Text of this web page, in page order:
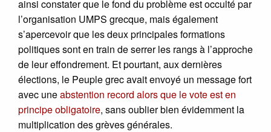
ainsi constater que le fond du problème est occulté par
l’organisation UMPS grecque, mais également
s’apercevoir que les deux principales formations
politiques sont en train de serrer les rangs à l’approche
de leur effondrement. Et pourtant, aux dernières
élections, le Peuple grec avait envoyé un message fort
avec uneabstention record alors que le vote est en
principe obligatoire, sans oublier bien évidemment la
multiplication des grèves générales.